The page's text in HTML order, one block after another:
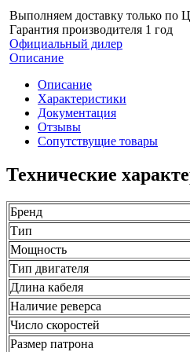
Выполняем доставку только по
Гарантия производителя 1 год
Официальный дилер
Описание
Описание
Характеристики
Документация
Отзывы
Сопутствущие товары
Технические
Бренд
Тип
Мощность
Тип двигателя
Длина кабеля
Наличие реверса
Число скоростей
Размер патрона